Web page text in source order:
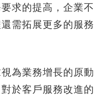
求的提高，企業不
需拓展更多的服務
為業務增長的原動
於客戶服務改進的